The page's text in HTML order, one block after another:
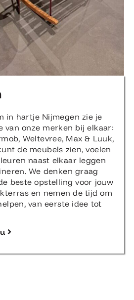
in hartje Nijmegen zie je
van onze merken bij elkaar:
Weltevree, Max & Luuk,
de meubels zien, voelen
naast elkaar leggen
We denken graag
beste opstelling voor jouw
en nemen de tijd om
van eerste idee tot